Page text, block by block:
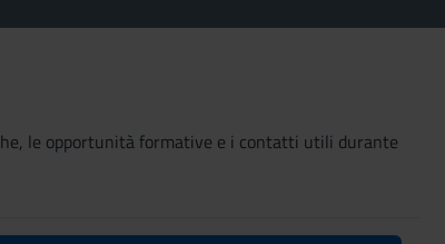
le opportunità formative e i contatti utili durante